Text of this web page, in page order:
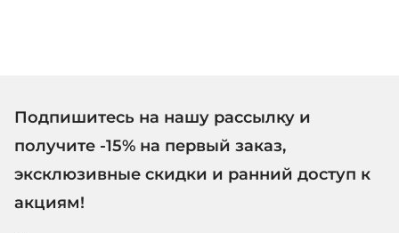
Подпишитесь на нашу рассылку и
получите -15% на первый заказ,
эксклюзивные скидки и ранний доступ к
акциям!